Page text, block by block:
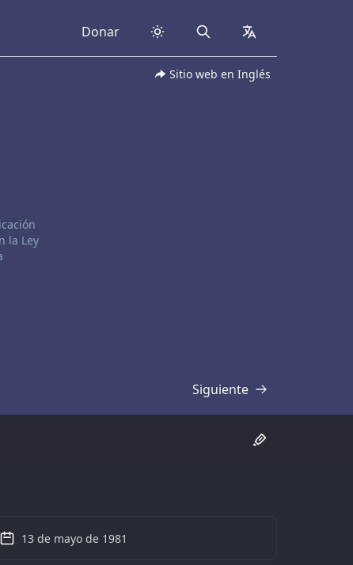
Donar Search collapsed
Sitio web en Inglés
la Ley
Siguiente
Transcripción
13 de mayo de 1981